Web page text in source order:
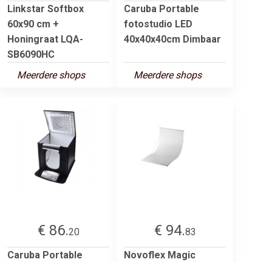
Linkstar Softbox
60x90 cm +
Honingraat LQA-
SB6090HC
Meerdere shops
Caruba Portable
fotostudio LED
40x40x40cm Dimbaar
Meerdere shops
€ 86.20
Caruba Portable
€ 94.83
Novoflex Magic